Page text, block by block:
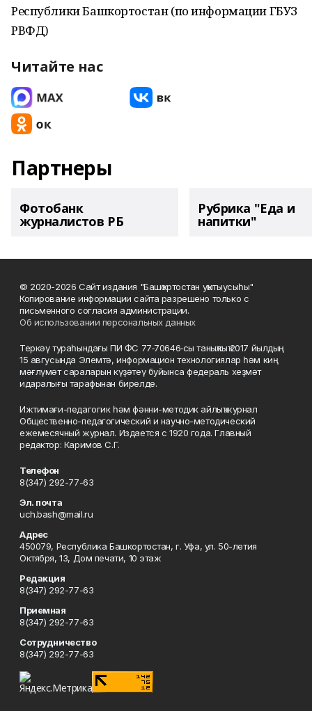
Республики Башкортостан (по информации ГБУЗ
РВФД)
Читайте нас
Партнеры
Фотобанк
журналистов РБ
Рубрика "Еда и
напитки"
© 2020-2026 Сайт издания "Башҡортостан уҡытыусыһы"
Копирование информации сайта разрешено только с
письменного согласия администрации.
Об использовании персональных данных
Теркәү тураһындағы ПИ ФС 77‑70646‑сы таныҡлыҡ 2017 йылдың
15 авгусында Элемтә, информацион технологиялар һәм киң
мәғлүмәт сараларын күҙәтеү буйынса федераль хеҙмәт
идаралығы тарафынан бирелде.
Ижтимағи-педагогик һәм фәнни-методик айлыҡ журнал
Общественно-педагогический и научно-методический
ежемесячный журнал. Издается с 1920 года. Главный
редактор: Каримов С.Г.
Телефон
8(347) 292-77-63
Эл. почта
uch.bash@mail.ru
Адрес
450079, Республика Башкортостан, г. Уфа, ул. 50-летия
Октября, 13, Дом печати, 10 этаж
Редакция
8(347) 292-77-63
Приемная
8(347) 292-77-63
Сотрудничество
8(347) 292-77-63